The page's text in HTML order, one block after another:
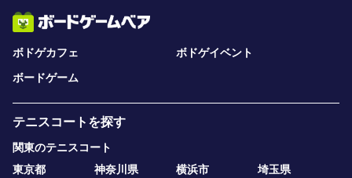
ボドゲカフェ
ボドゲイベント
ボードゲーム
テニスコートを探す
関東のテニスコート
東京都
神奈川県 横浜市
埼玉県